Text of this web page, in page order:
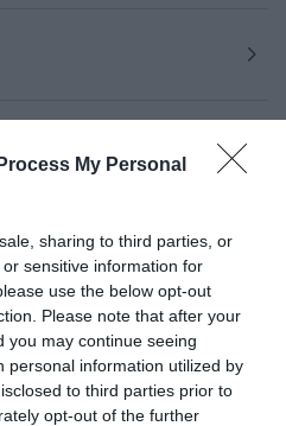
My Personal
sharing to third parties, or
sensitive information for
use the below opt-out
Please note that after your
you may continue seeing
personal information utilized by
to third parties prior to
opt-out of the further